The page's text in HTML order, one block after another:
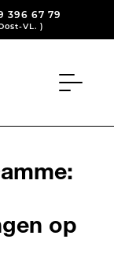
396 67 79
VL. )
op